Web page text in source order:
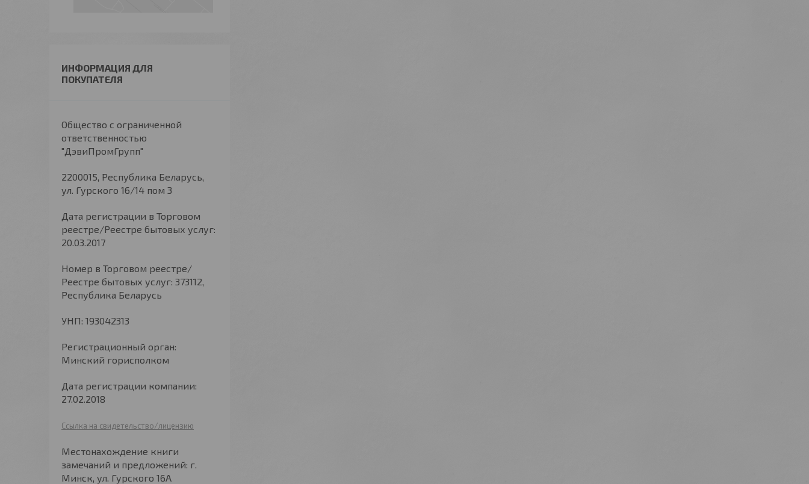
ИНФОРМАЦИЯ ДЛЯ
ПОКУПАТЕЛЯ
Общество с ограниченной
ответственностью
"ДэвиПромГрупп"
2200015, Республика Беларусь,
ул. Гурского 16/14 пом 3
Дата регистрации в Торговом
реестре/Реестре бытовых услуг:
20.03.2017
Номер в Торговом реестре/
Реестре бытовых услуг: 373112,
Республика Беларусь
УНП: 193042313
Регистрационный орган:
Минский горисполком
Дата регистрации компании:
27.02.2018
Ссылка на свидетельство/лицензию
Местонахождение книги
замечаний и предложений: г.
Минск, ул. Гурского 16А